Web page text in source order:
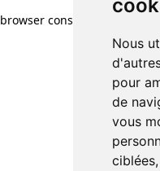
Nous
pour
de
vous
browser console for more